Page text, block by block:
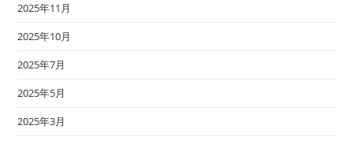
2025年11月
2025年10月
2025年7月
2025年5月
2025年3月